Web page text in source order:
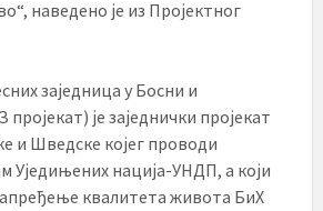
наведено је из Пројектног
заједница у Босни и
је заједнички пројекат
и Шведске којег проводи
Уједињених нација-УНДП, а који
квалитета живота БиХ